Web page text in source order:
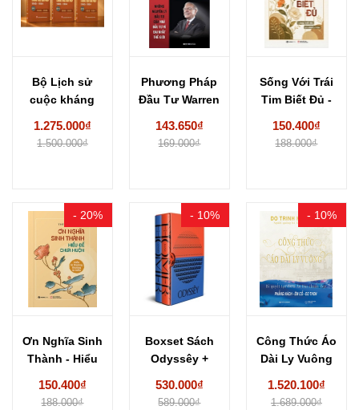
Bộ Lịch sử
cuộc kháng
1.275.000₫
1.500.000₫
Phương Pháp
Đầu Tư Warren
143.650₫
169.000₫
Sống Với Trái
Tim Biết Đủ -
150.400₫
188.000₫
- 20%
Ơn Nghĩa Sinh
Thành - Hiểu
150.400₫
188.000₫
- 10%
Boxset Sách
Odyssêy +
530.000₫
589.000₫
- 10%
Công Thức Áo
Dài Ly Vuông
1.520.100₫
1.689.000₫